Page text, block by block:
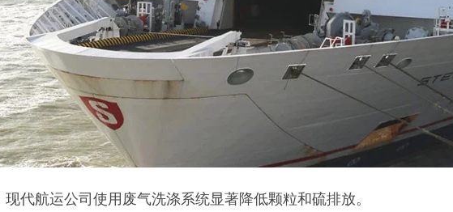
现代航运公司使用废气洗涤系统显著降低颗粒和硫排放。